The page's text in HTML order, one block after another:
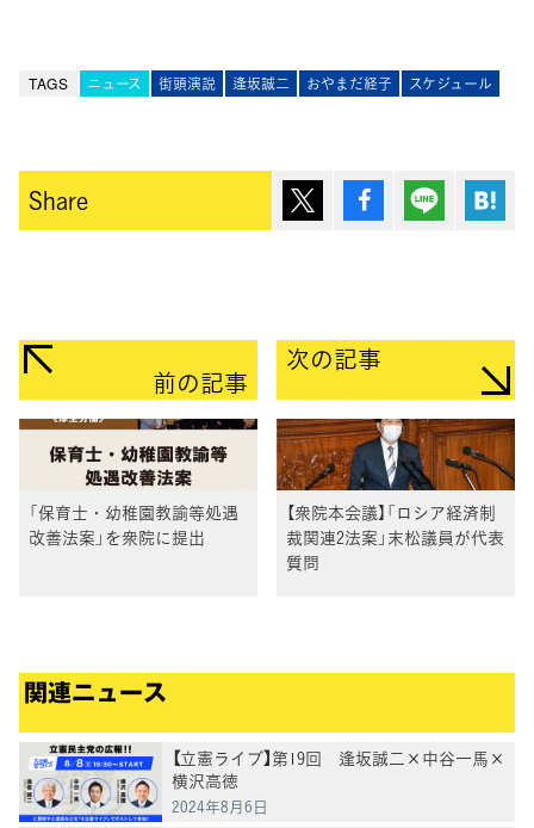
TAGS ニュース 街頭演説 逢坂誠二 おやまだ経子 スケジュール
Share ポスト シェア Lineで送
前の記事
「保育士・幼稚園教諭等処遇
改善法案」を衆院に提出
次の記事
【衆院本会議】「ロシア経済制
裁関連2法案」末松議員が代表
質問
関連ニュース
【立憲ライブ】第19回 逢坂誠二×中谷一馬×
横沢高徳
2024年8月6日